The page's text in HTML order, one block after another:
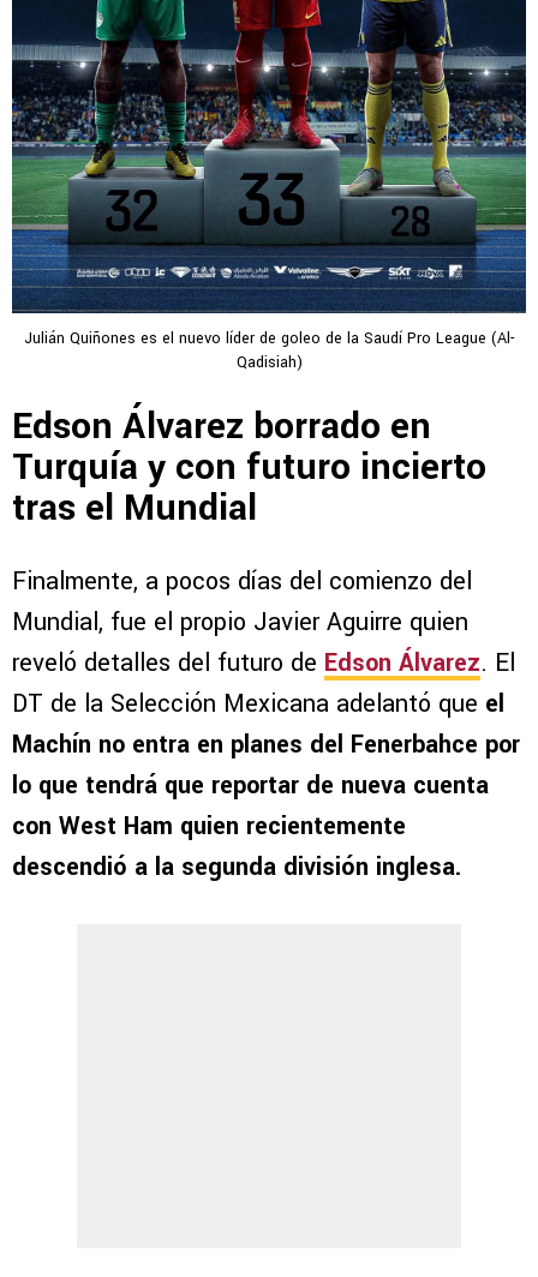
Julián Quiñones es el nuevo líder de goleo de la Saudí Pro League (Al-
Qadisiah)
Edson Álvarez borrado en
Turquía y con futuro incierto
tras el Mundial
Finalmente, a pocos días del comienzo del
Mundial, fue el propio Javier Aguirre quien
reveló detalles del futuro de Edson Álvarez. El
DT de la Selección Mexicana adelantó que el
Machín no entra en planes del Fenerbahce por
lo que tendrá que reportar de nueva cuenta
con West Ham quien recientemente
descendió a la segunda división inglesa.